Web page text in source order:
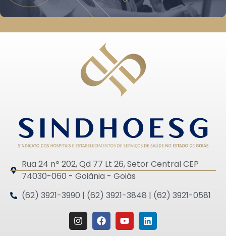
Rua 24 nº 202, Qd 77 Lt 26, Setor Central CEP
74030-060 - Goiânia - Goiás
(62) 3921-3990 | (62) 3921-3848 | (62) 3921-0581